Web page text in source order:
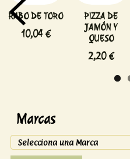
RABO DE TORO
10,04 €
PIZZA DE
JAMÓN Y
QUESO
2,20 €
Marcas